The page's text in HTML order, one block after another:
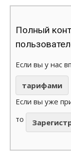
Полный
Если вы у нас
тарифами
Если вы уже
то